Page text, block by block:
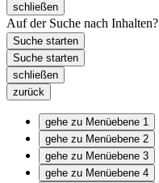
schließen
Auf der Suche nach Inhalten?
schließen
zurück
gehe zu Menüebene 1
gehe zu Menüebene 2
gehe zu Menüebene 3
gehe zu Menüebene 4